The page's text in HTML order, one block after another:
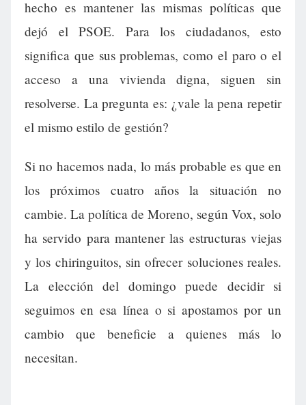
hecho es mantener las mismas políticas que
dejó el PSOE. Para los ciudadanos, esto
significa que sus problemas, como el paro o el
acceso a una vivienda digna, siguen sin
resolverse. La pregunta es: ¿vale la pena repetir
el mismo estilo de gestión?
Si no hacemos nada, lo más probable es que en
los próximos cuatro años la situación no
cambie. La política de Moreno, según Vox, solo
ha servido para mantener las estructuras viejas
y los chiringuitos, sin ofrecer soluciones reales.
La elección del domingo puede decidir si
seguimos en esa línea o si apostamos por un
cambio que beneficie a quienes más lo
necesitan.